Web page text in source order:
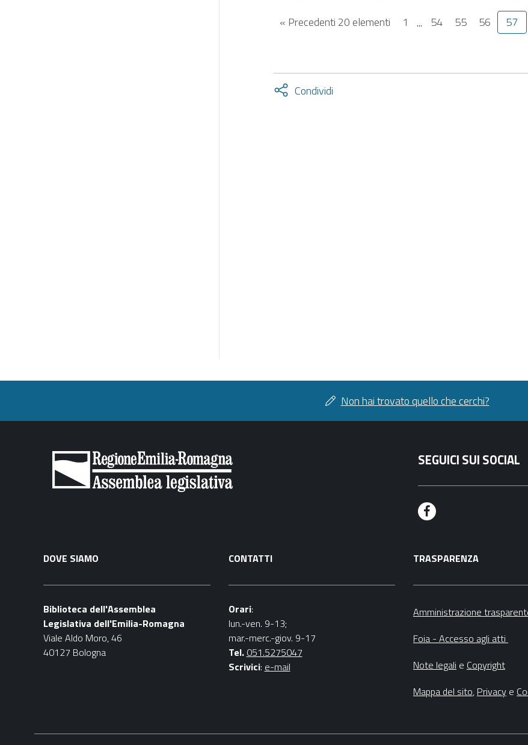
« Precedenti 20 elementi
1 ... 54 55 56 57
Condividi
Attiva
Non hai trovato quello che cerchi?
SEGUICI SUI SOCIAL
F
c
e
o
k
DOVE SIAMO
Biblioteca dell'Assemblea
Legislativa dell'Emilia-Romagna
Viale Aldo Moro, 46
40127 Bologna
CONTATTI
Orari:
lun.-ven. 9-13;
mar.-merc.-giov. 9-17
Tel. 051.5275047
Scrivici: e-mail
TRASPARENZA
Amministrazione
Foia - Accesso agli atti
Note legali e Copyright
Mappa del sito, Privacy e